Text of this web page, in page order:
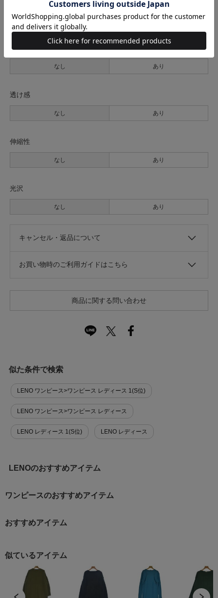
薄手 普通 厚手
裏地
なし あり
透け感
なし あり
伸縮性
なし あり
光沢
なし あり
キャンセル・返品について
お買い物時のご利用ガイドはこちら
商品に関する問い合わせ
似た条件で検索
LENO ワンピース>ワンピース レディース 1(S位)
LENO ワンピース>ワンピース レディース
LENO レディース 1(S位) LENO レディース
LENOのおすすめアイテム
ワンピースのおすすめアイテム
おすすめアイテム